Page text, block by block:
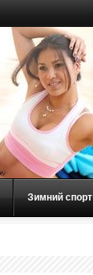
Зимний спорт